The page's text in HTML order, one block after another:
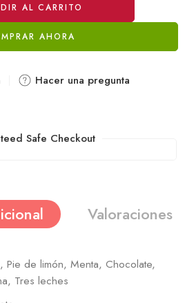
AL CARRITO
AHORA
Hacer una pregunta
Safe Checkout
Valoraciones
Pie de limón, Menta, Chocolate,
Tres leches